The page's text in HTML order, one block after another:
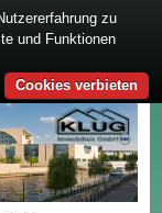
zu
und Funktionen
Cookies verbieten